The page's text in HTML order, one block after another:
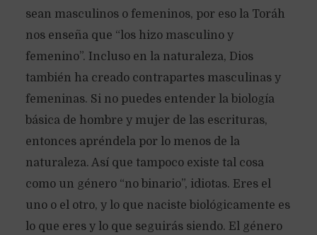
sean masculinos o femeninos, por eso la Toráh
nos enseña que “los hizo masculino y
femenino”. Incluso en la naturaleza, Dios
también ha creado contrapartes masculinas y
femeninas. Si no puedes entender la biología
básica de hombre y mujer de las escrituras,
entonces apréndela por lo menos de la
naturaleza. Así que tampoco existe tal cosa
como un género “no binario”, idiotas. Eres el
uno o el otro, y lo que naciste biológicamente es
lo que eres y lo que seguirás siendo. El género